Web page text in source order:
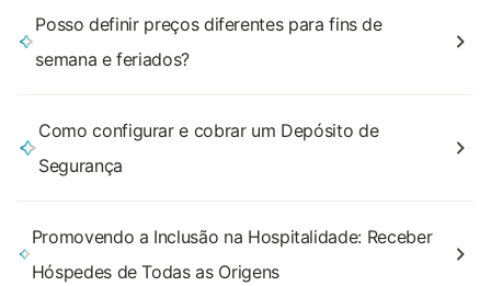
Posso definir preços diferentes para fins de
semana e feriados?
Como configurar e cobrar um Depósito de
Segurança
Promovendo a Inclusão na Hospitalidade: Receber
Hóspedes de Todas as Origens